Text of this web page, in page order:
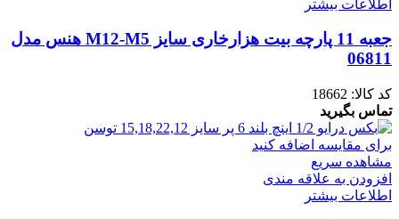
اطلاعات بیشتر
جعبه 11 پارچه بیت هزارخاری سایز M12-M5 هنس مدل
06811
کد کالا: 18662
تماس بگیرید
برای مقایسه اضافه کنید
مشاهده سریع
افزودن به علاقه مندی
اطلاعات بیشتر